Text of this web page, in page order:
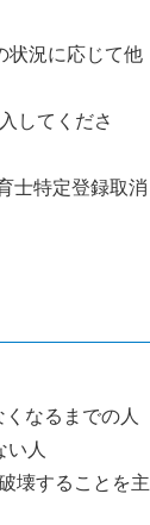
状況に応じて他
してくださ
士特定登録取消
なるまでの人
人
壊することを主